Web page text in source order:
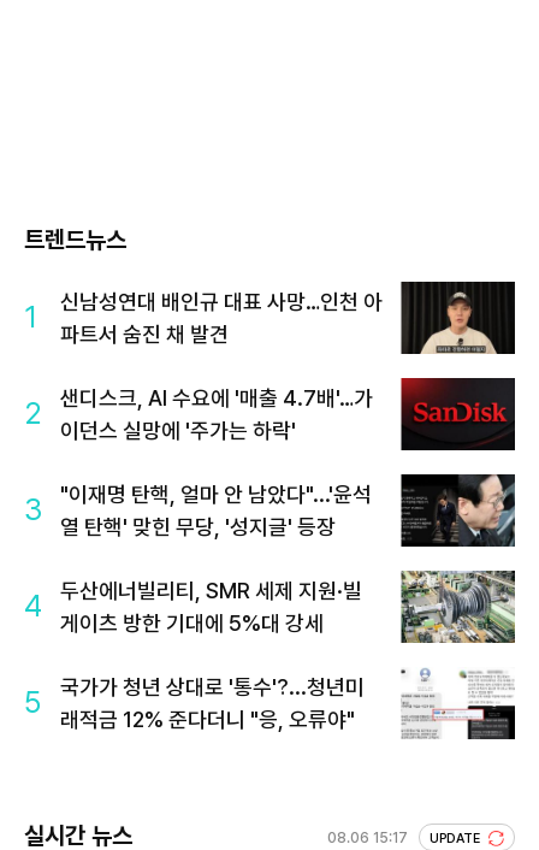
트렌드뉴스
1
신남성연대 배인규 대표 사망…인천 아
파트서 숨진 채 발견
2
샌디스크, AI 수요에 '매출 4.7배'…가
이던스 실망에 '주가는 하락'
3
"이재명 탄핵, 얼마 안 남았다"...'윤석
열 탄핵' 맞힌 무당, '성지글' 등장
4
두산에너빌리티, SMR 세제 지원·빌
게이츠 방한 기대에 5%대 강세
5
국가가 청년 상대로 '통수'?...청년미
래적금 12% 준다더니 "응, 오류야"
실시간 뉴스 08.06 15:17 UPDATE